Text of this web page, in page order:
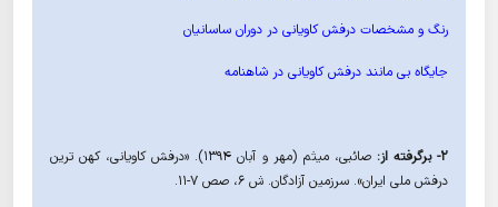
رنگ و مشخصات درفش کاویانی در دوران ساسانیان
جایگاه بی مانند درفش کاویانی در شاهنامه
۲- برگرفته از:
صائبی، میثم (مهر و آبان ١۳۹۴). «درفش کاویانی، کهن ترین
درفش ملی ایران». سرزمین آزادگان. ش ۶، صص ۷-١١.